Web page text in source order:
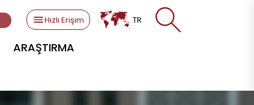
Hızlı Erişim TR
ARAŞTIRMA